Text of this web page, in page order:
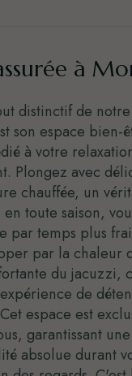
à
distinctif de
son espace bien-
à votre
Plongez avec
chauffée, un
toute saison,
par temps plus
par la chaleur
du jacuzzi,
de
espace est
garantissant
absolue durant